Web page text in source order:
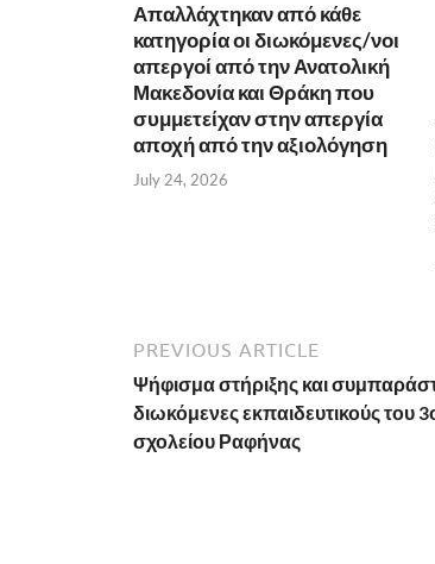
Απαλλάχτηκαν από κάθε
κατηγορία οι διωκόμενες/νοι
απεργοί από την Ανατολική
Μακεδονία και Θράκη που
συμμετείχαν στην απεργία
αποχή από την αξιολόγηση
July 24, 2026
PREVIOUS ARTICLE
Ψήφισμα στήριξης και
διωκόμενες εκπαιδευτικούς του
σχολείου Ραφήνας